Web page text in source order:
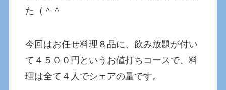
た（＾＾
今回はお任せ料理８品に、飲み放題が付い
て４５００円というお値打ちコースで、料
理は全て４人でシェアの量です。